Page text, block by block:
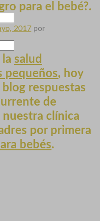
para el bebé?.
2017 por
salud
pequeños, hoy
respuestas
de
nuestra clínica
por primera
bebés.